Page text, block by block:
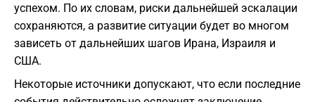
успехом. По их словам, риски дальнейшей эскалации
сохраняются, а развитие ситуации будет во многом
зависеть от дальнейших шагов Ирана, Израиля и
США.
Некоторые источники допускают, что если последние